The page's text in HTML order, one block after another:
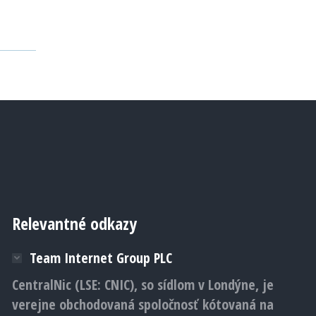
Relevantné odkazy
Team Internet Group PLC
CentralNic (LSE: CNIC), so sídlom v Londýne, je
verejne obchodovaná spoločnosť kótovaná na